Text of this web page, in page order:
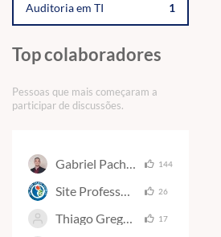
Auditoria em TI 1
Top colaboradores
Pessoas que mais começaram a
participar de discussões.
Gabriel Pacheco 144
Site Professor Gabriel Pacheco 26
Thiago Gregório de Melo 17